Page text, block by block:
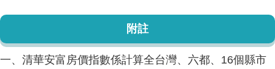
附註
一、清華安富房價指數係計算全台灣、六都、16個縣市